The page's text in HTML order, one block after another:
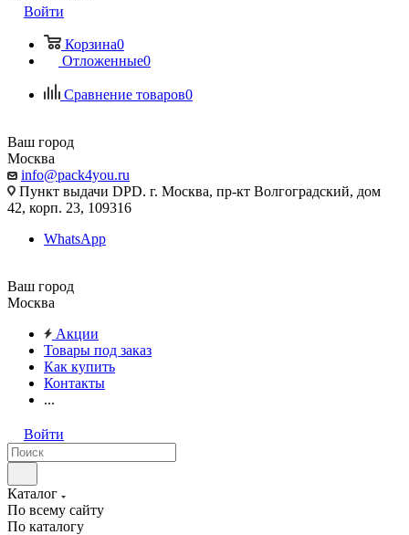
Войти
Корзина0
Отложенные0
Сравнение товаров0
Ваш город
Москва
info@pack4you.ru
Пункт выдачи DPD. г. Москва, пр-кт Волгоградский, дом
42, корп. 23, 109316
WhatsApp
Ваш город
Москва
Акции
Товары под заказ
Как купить
Контакты
...
Войти
Каталог
По всему сайту
По каталогу